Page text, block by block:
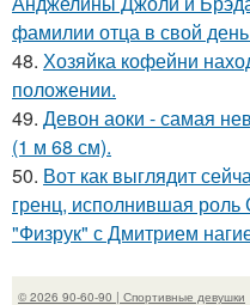
фамилии отца в свой
48. Хозяйка кофейни
положении.
49. Девон аоки - самая
(1 м 68 см).
50. Вот как выглядит
гренц, исполнившая
"Физрук" с Дмитрием
© 2026 90-60-90 | Спортивные девушки